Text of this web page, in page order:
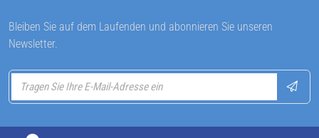
Bleiben Sie auf dem Laufenden und abonnieren Sie unseren
Newsletter.